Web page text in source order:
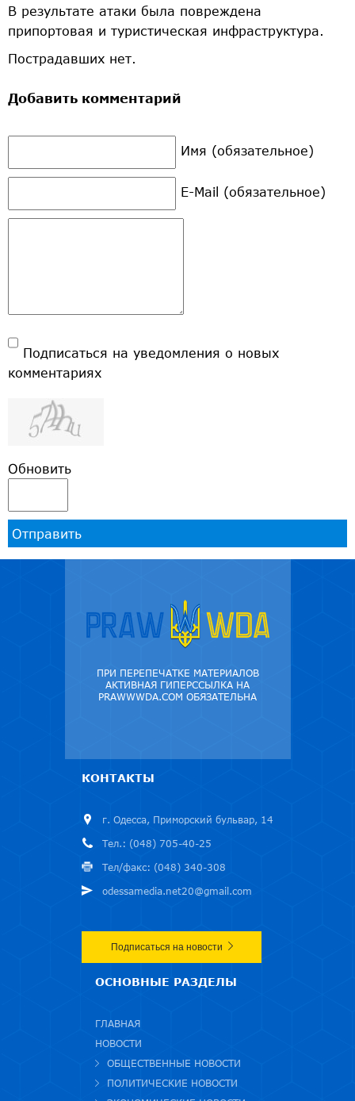
В результате атаки была повреждена
припортовая и туристическая инфраструктура.
Пострадавших нет.
Добавить комментарий
Имя (обязательное)
E-Mail (обязательное)
Подписаться на уведомления о новых
комментариях
Обновить
Отправить
ПРИ ПЕРЕПЕЧАТКЕ МАТЕРИАЛОВ
АКТИВНАЯ ГИПЕРССЫЛКА НА
PRAWWWDA.COM ОБЯЗАТЕЛЬНА
КОНТАКТЫ
г. Одесса, Приморский бульвар, 14
Тел.: (048) 705-40-25
Тел/факс: (048) 340-308
odessamedia.net20@gmail.com
Подписаться на новости
ОСНОВНЫЕ РАЗДЕЛЫ
ГЛАВНАЯ
НОВОСТИ
ОБЩЕСТВЕННЫЕ НОВОСТИ
ПОЛИТИЧЕСКИЕ НОВОСТИ